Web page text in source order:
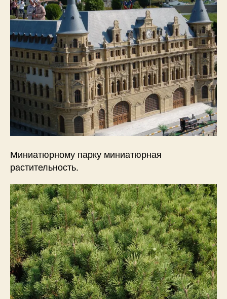
Миниатюрному парку миниатюрная
растительность.